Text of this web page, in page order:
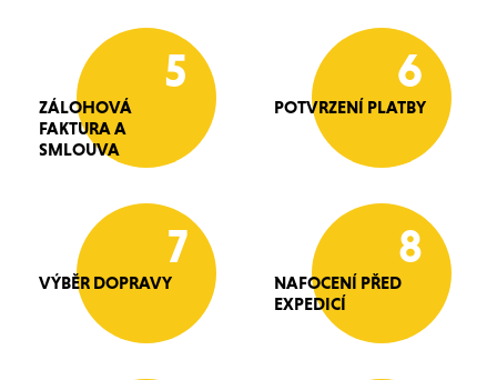
5
ZÁLOHOVÁ
FAKTURA A
SMLOUVA
6
POTVRZENÍ PLATBY
7
VÝBĚR DOPRAVY
8
NAFOCENÍ PŘED
EXPEDICÍ